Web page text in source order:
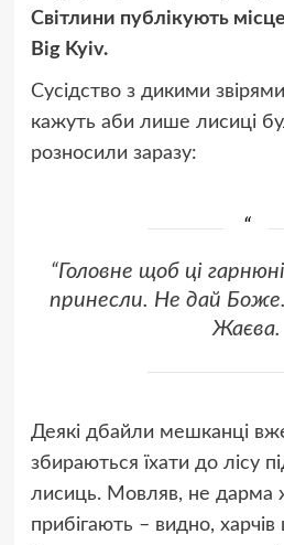
Світлини публікують
Big Kyiv.
Сусідство з дикими
кажуть аби лише лисиці
розносили заразу:
“Головне щоб ці
принесли. Не дай
Жаєва.
Деякі дбайли мешканці
збираються їхати до лісу
лисиць. Мовляв, не дарма
прибігають – видно,